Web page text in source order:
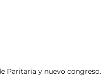
Paritaria y nuevo congreso.